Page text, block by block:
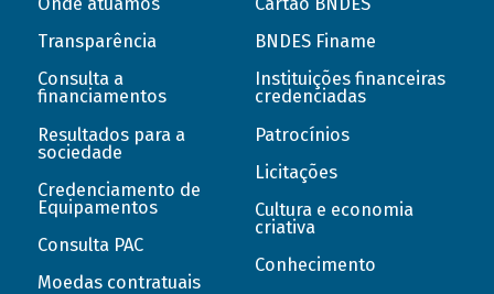
Transparência
Consulta a
financiamentos
Resultados para a
sociedade
Credenciamento de
Equipamentos
Consulta PAC
Moedas contratuais
BNDES Finame
Instituições financeiras
credenciadas
Patrocínios
Licitações
Cultura e economia
criativa
Conhecimento